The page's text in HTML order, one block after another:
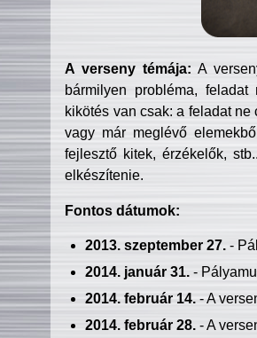
A verseny témája: A
bármilyen probléma, feladat
kikötés van csak: a feladat
vagy már meglévő
fejlesztő kitek, érzékelők,
elkészítenie.
Fontos dátumok:
2013. szeptember 27.-
2014. január 31.-
2014. február 14.- A
2014. február 28.- A